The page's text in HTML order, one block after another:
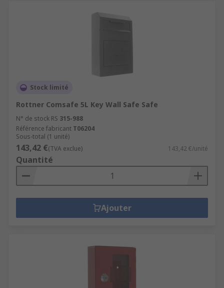
Stock limité
Rottner Comsafe 5L Key Wall Safe Safe
N° de stock RS 315-988
Référence fabricant T06204
Sous-total (1 unité)
143,42 €(TVA exclue) 143,42 €/unité
Quantité
Ajouter